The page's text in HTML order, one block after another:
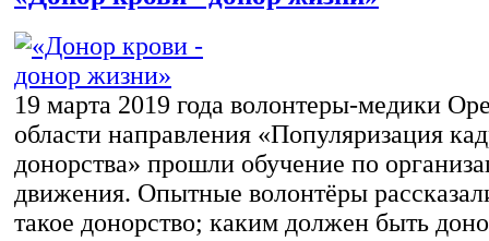
19 марта 2019 года волонтеры-медики
области направления «Популяризация
донорства» прошли обучение по
движения. Опытные волонтёры
такое донорство; каким должен быть